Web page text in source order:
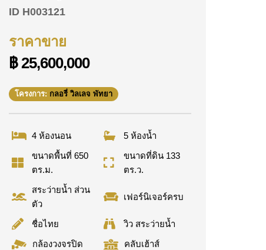
ID H003121
ราคาขาย
฿ 25,600,000
โครงการ: กลอรี่ วิลเลจ พัทยา
4 ห้องนอน
5 ห้องน้ำ
ขนาดพื้นที่ 650
ตร.ม.
ขนาดที่ดิน 133
ตร.ว.
สระว่ายน้ำ ส่วน
ตัว
เฟอร์นิเจอร์ครบ
ชื่อไทย
วิว สระว่ายน้ำ
กล้องวงจรปิด
คลับเฮ้าส์